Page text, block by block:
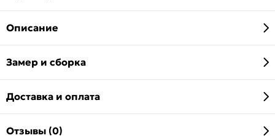
Описание
Замер и сборка
Доставка и оплата
Отзывы (0)